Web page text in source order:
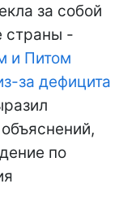
за собой
страны -
и Питом
за дефицита
по